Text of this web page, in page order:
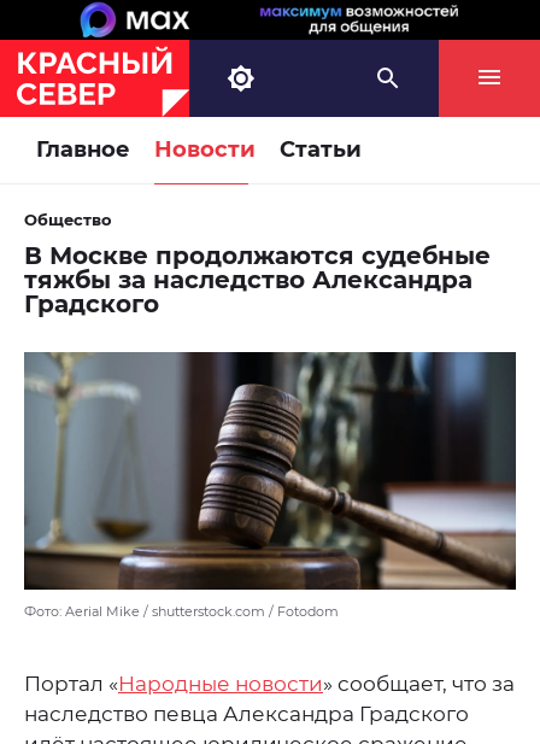
Главное Новости Статьи
Общество
В Москве продолжаются судебные
тяжбы за наследство Александра
Градского
Фото: Aerial Mike / shutterstock.com / Fotodom
Портал «Народные новости» сообщает, что за
наследство певца Александра Градского